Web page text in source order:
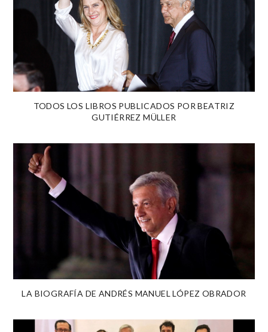
TODOS LOS LIBROS PUBLICADOS POR BEATRIZ
GUTIÉRREZ MÜLLER
LA BIOGRAFÍA DE ANDRÉS MANUEL LÓPEZ OBRADOR